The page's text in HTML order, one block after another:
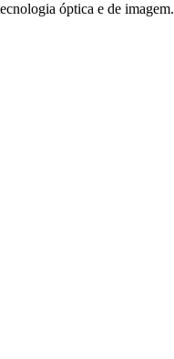
óptica e de imagem.